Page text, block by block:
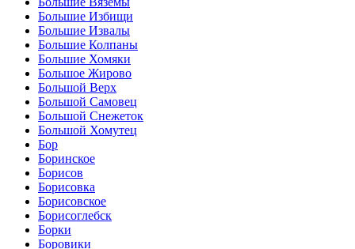
Большие Избищи
Большие Извалы
Большие Колпаны
Большие Хомяки
Большое Жирово
Большой Верх
Большой Самовец
Большой Снежеток
Большой Хомутец
Бор
Боринское
Борисов
Борисовка
Борисовское
Борисоглебск
Борки
Боровики